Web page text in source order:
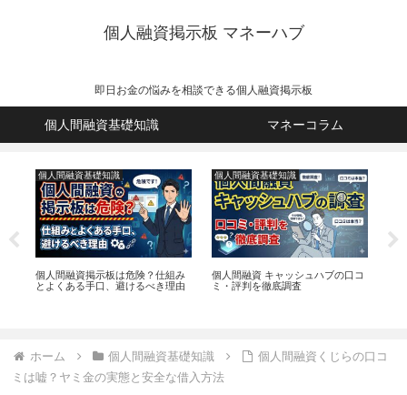
個人融資掲示板 マネーハブ
即日お金の悩みを相談できる個人融資掲示板
個人間融資基礎知識 マネーコラム
個人間融資基礎知識
個人間融資掲示板は危険？仕組み
とよくある手口、避けるべき理由
個人間融資基礎知識
個人間融資 キャッシュハブの口コ
ミ・評判を徹底調査
ホーム 個人間融資基礎知識
個人間融資くじらの口コ
ミは嘘？ヤミ金の実態と安全な借入方法